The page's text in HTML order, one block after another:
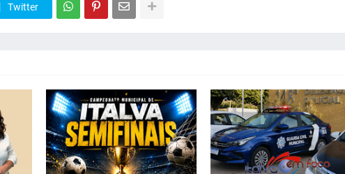
Twitter